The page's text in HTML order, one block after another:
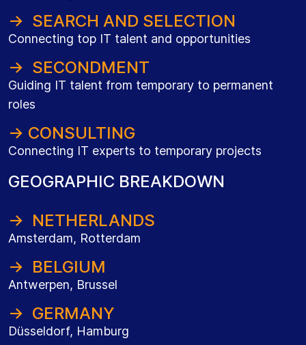
→ SEARCH AND SELECTION
Connecting top IT talent and opportunities
→ SECONDMENT
Guiding IT talent from temporary to permanent
roles
→ CONSULTING
Connecting IT experts to temporary projects
GEOGRAPHIC BREAKDOWN
→ NETHERLANDS
Amsterdam, Rotterdam
→ BELGIUM
Antwerpen, Brussel
→ GERMANY
Düsseldorf, Hamburg